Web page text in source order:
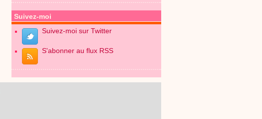
Suivez-moi
Suivez-moi sur Twitter
S'abonner au flux RSS